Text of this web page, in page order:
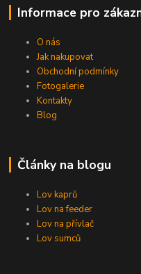
Informace pro
O nás
Jak nakupovat
Obchodní podmínky
Fotogalerie
Kontakty
Blog
Články na blogu
Lov kaprů
Lov na feeder
Lov na přívlač
Lov sumců